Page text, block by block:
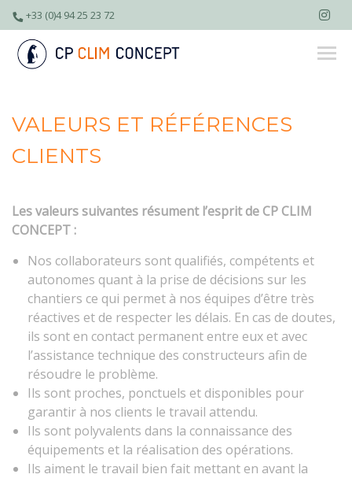
+33 (0)4 94 25 23 72
VALEURS ET RÉFÉRENCES
CLIENTS
Les valeurs suivantes résument l’esprit de CP CLIM
CONCEPT :
Nos collaborateurs sont qualifiés, compétents et
autonomes quant à la prise de décisions sur les
chantiers ce qui permet à nos équipes d’être très
réactives et de respecter les délais. En cas de doutes,
ils sont en contact permanent entre eux et avec
l’assistance technique des constructeurs afin de
résoudre le problème.
Ils sont proches, ponctuels et disponibles pour
garantir à nos clients le travail attendu.
Ils sont polyvalents dans la connaissance des
équipements et la réalisation des opérations.
Ils aiment le travail bien fait mettant en avant la